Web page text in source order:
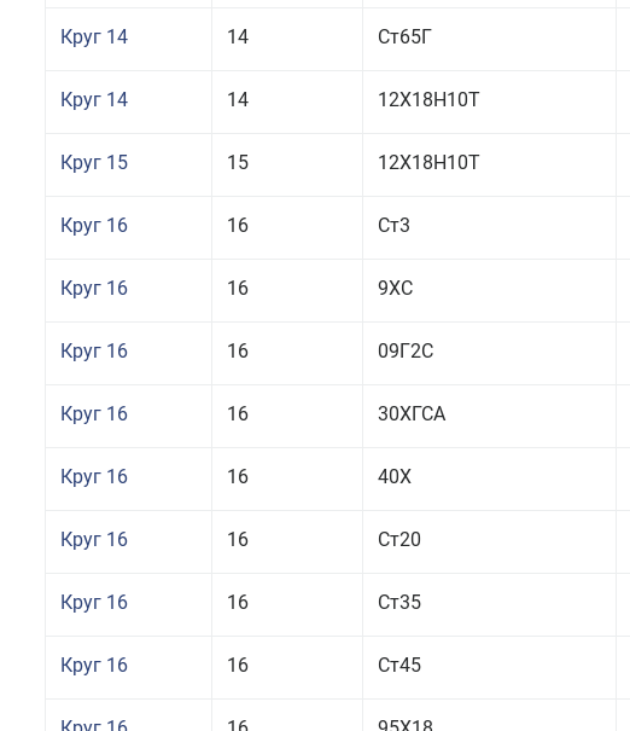
Круг 14 14 Ст65Г
Круг 14 14 12Х18Н10Т
Круг 15 15 12Х18Н10Т
Круг 16 16 Ст3
Круг 16 16 9ХС
Круг 16 16 09Г2С
Круг 16 16 30ХГСА
Круг 16 16 40Х
Круг 16 16 Ст20
Круг 16 16 Ст35
Круг 16 16 Ст45